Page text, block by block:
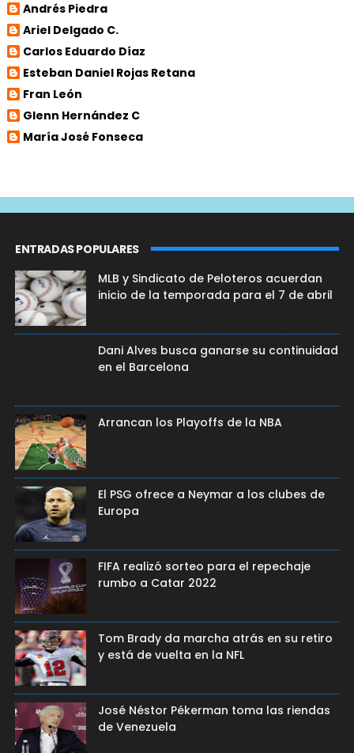
Andrés Piedra
Ariel Delgado C.
Carlos Eduardo Díaz
Esteban Daniel Rojas Retana
Fran León
Glenn Hernández C
María José Fonseca
ENTRADAS POPULARES
MLB y Sindicato de Peloteros acuerdan
inicio de la temporada para el 7 de abril
Dani Alves busca ganarse su continuidad
en el Barcelona
Arrancan los Playoffs de la NBA
El PSG ofrece a Neymar a los clubes de
Europa
FIFA realizó sorteo para el repechaje
rumbo a Catar 2022
Tom Brady da marcha atrás en su retiro
y está de vuelta en la NFL
José Néstor Pékerman toma las riendas
de Venezuela